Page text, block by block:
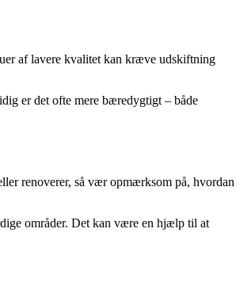
af lavere kvalitet kan kræve udskiftning
er det ofte mere bæredygtigt – både
renoverer, så vær opmærksom på, hvordan
områder. Det kan være en hjælp til at